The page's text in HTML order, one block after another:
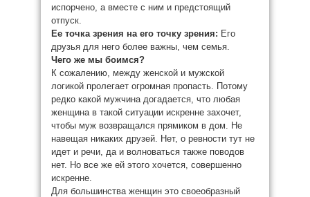
испорчено, а вместе с ним и предстоящий
отпуск.
Ее точка зрения на его точку зрения: Его
друзья для него более важны, чем семья.
Чего же мы боимся?
К сожалению, между женской и мужской
логикой пролегает огромная пропасть. Потому
редко какой мужчина догадается, что любая
женщина в такой ситуации искренне захочет,
чтобы муж возвращался прямиком в дом. Не
навещая никаких друзей. Нет, о ревности тут не
идет и речи, да и волноваться также поводов
нет. Но все же ей этого хочется, совершенно
искренне.
Для большинства женщин это своеобразный